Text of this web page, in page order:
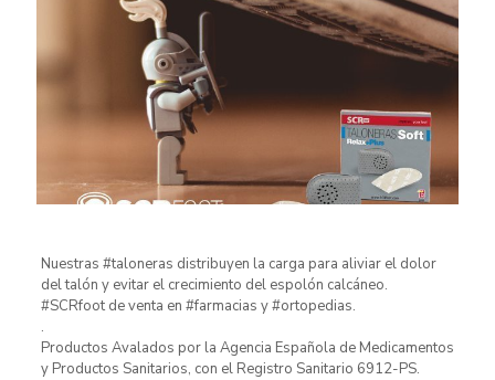
Nuestras #taloneras distribuyen la carga para aliviar el dolor
del talón y evitar el crecimiento del espolón calcáneo.
#SCRfoot de venta en #farmacias y #ortopedias.
.
Productos Avalados por la Agencia Española de Medicamentos
y Productos Sanitarios, con el Registro Sanitario 6912-PS.